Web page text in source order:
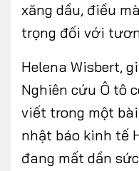
xăng dầu, điều
trọng đối với
Helena Wisbert,
Nghiên cứu Ô tô
viết trong một
nhật báo kinh tế
đang mất dần